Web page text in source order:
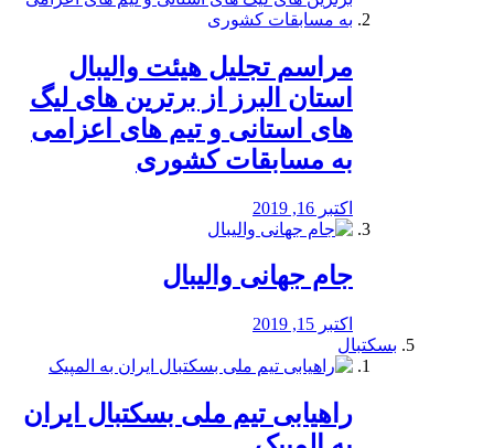
مراسم تجلیل هیئت والیبال
استان البرز از برترین های لیگ
های استانی و تیم های اعزامی
به مسابقات کشوری
اکتبر 16, 2019
جام جهانی والیبال
اکتبر 15, 2019
بسکتبال
راهیابی تیم ملی بسکتبال ایران